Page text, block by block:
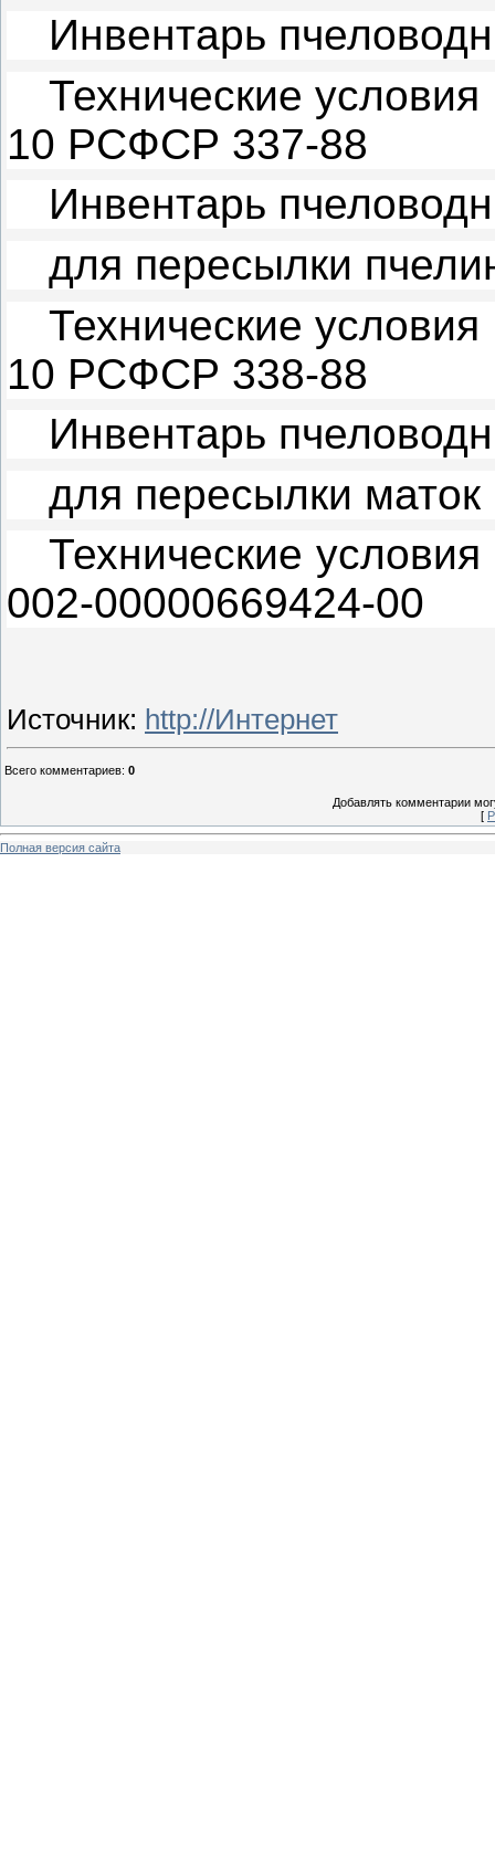
Инвентарь
Технические условия
10 РСФСР 337-88
Инвентарь
для пересылки
Технические условия
10 РСФСР 338-88
Инвентарь
для пересылки маток
Технические условия
002-00000669424-00
Источник: http://Интернет
Всего комментариев: 0
Добавлять комментарии
[
Полная версия сайта